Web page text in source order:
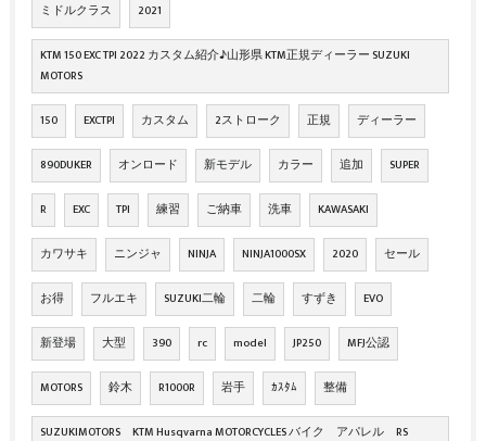
ミドルクラス 2021
KTM 150 EXC TPI 2022 カスタム紹介♪山形県 KTM正規ディーラー SUZUKI
MOTORS
150 EXCTPI カスタム 2ストローク 正規 ディーラー
890DUKER オンロード 新モデル カラー 追加 SUPER
R EXC TPI 練習 ご納車 洗車 KAWASAKI
カワサキ ニンジャ NINJA NINJA1000SX 2020 セール
お得 フルエキ SUZUKI二輪 二輪 すずき EVO
新登場 大型 390 rc model JP250 MFJ公認
MOTORS 鈴木 R1000R 岩手 ｶｽﾀﾑ 整備
SUZUKIMOTORS KTM Husqvarna MOTORCYCLES バイク アパレル RS